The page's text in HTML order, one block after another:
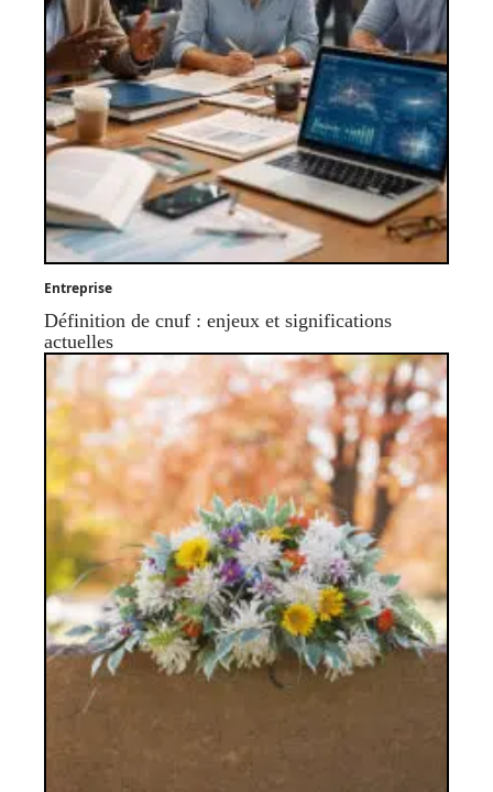
Entreprise
Définition de cnuf : enjeux et significations
actuelles